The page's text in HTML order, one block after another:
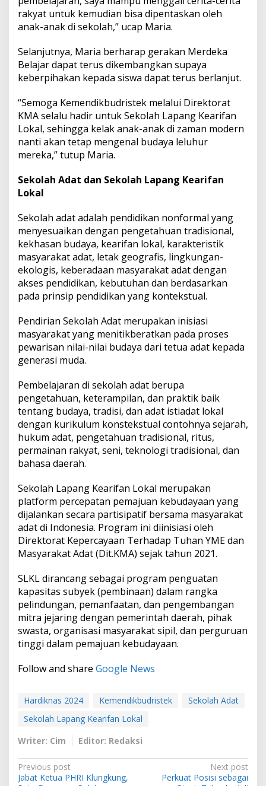
rakyat untuk kemudian bisa dipentaskan oleh
anak-anak di sekolah,” ucap Maria.
Selanjutnya, Maria berharap gerakan Merdeka
Belajar dapat terus dikembangkan supaya
keberpihakan kepada siswa dapat terus berlanjut.
“Semoga Kemendikbudristek melalui Direktorat
KMA selalu hadir untuk Sekolah Lapang Kearifan
Lokal, sehingga kelak anak-anak di zaman modern
nanti akan tetap mengenal budaya leluhur
mereka,” tutup Maria.
Sekolah Adat dan Sekolah Lapang Kearifan
Lokal
Sekolah adat adalah pendidikan nonformal yang
menyesuaikan dengan pengetahuan tradisional,
kekhasan budaya, kearifan lokal, karakteristik
masyarakat adat, letak geografis, lingkungan-
ekologis, keberadaan masyarakat adat dengan
akses pendidikan, kebutuhan dan berdasarkan
pada prinsip pendidikan yang kontekstual.
Pendirian Sekolah Adat merupakan inisiasi
masyarakat yang menitikberatkan pada proses
pewarisan nilai-nilai budaya dari tetua adat kepada
generasi muda.
Pembelajaran di sekolah adat berupa
pengetahuan, keterampilan, dan praktik baik
tentang budaya, tradisi, dan adat istiadat lokal
dengan kurikulum konstekstual contohnya sejarah,
hukum adat, pengetahuan tradisional, ritus,
permainan rakyat, seni, teknologi tradisional, dan
bahasa daerah.
Sekolah Lapang Kearifan Lokal merupakan
platform percepatan pemajuan kebudayaan yang
dijalankan secara partisipatif bersama masyarakat
adat di Indonesia. Program ini diinisiasi oleh
Direktorat Kepercayaan Terhadap Tuhan YME dan
Masyarakat Adat (Dit.KMA) sejak tahun 2021.
SLKL dirancang sebagai program penguatan
kapasitas subyek (pembinaan) dalam rangka
pelindungan, pemanfaatan, dan pengembangan
mitra jejaring dengan pemerintah daerah, pihak
swasta, organisasi masyarakat sipil, dan perguruan
tinggi dalam pemajuan kebudayaan.
Follow and share Google News
Hardiknas 2024 Kemendikbudristek
Sekolah Adat
Sekolah Lapang Kearifan Lokal
Writer: Cim
Editor: Redaksi
P
Previous post
Jabat Ketua PHRI Klungkung,
Next post
Perkuat Posisi sebagai